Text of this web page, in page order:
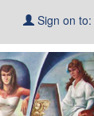
Sign on to: